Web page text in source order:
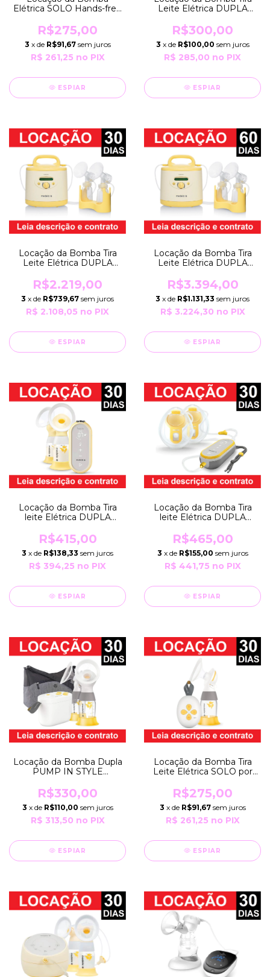
Elétrica SOLO Hands-free
EXTRATORA Bivolt USB
com Bateria Recarregável
Medela
R$275,00
3 x de R$91,67 sem juros
R$ 261,25 no PIX
ESPIAR
Leite Elétrica DUPLA
Período de 30 Dias
BIVOLT com Bateria
Recarregável Medela
R$300,00
3 x de R$100,00 sem juros
R$ 285,00 no PIX
ESPIAR
Locação da Bomba Tira
Leite Elétrica DUPLA
SYMPHONY por 30 Dias
EXTRATORA Bivolt
Robusta Profissional
Medela
R$2.219,00
3 x de R$739,67 sem juros
R$ 2.108,05 no PIX
ESPIAR
Locação da Bomba Tira
Leite Elétrica DUPLA
SYMPHONY por 60 Dias
EXTRATORA Bivolt
Robusta Profissional
Medela
R$3.394,00
3 x de R$1.131,33 sem juros
R$ 3.224,30 no PIX
ESPIAR
Locação da Bomba Tira
leite Elétrica DUPLA
Dias EXTRATORA Bivolt
com Bateria Recarregável
Medela
R$415,00
3 x de R$138,33 sem juros
R$ 394,25 no PIX
ESPIAR
Locação da Bomba Tira
leite Elétrica DUPLA
FREE por 30 Dias BIVOLT
com Bateria Recarregável
Medela
R$465,00
3 x de R$155,00 sem juros
R$ 441,75 no PIX
ESPIAR
Locação da Bomba Dupla
PUMP IN STYLE
Período de 30 Dias
EXTRATOR Tira Leite
Elétrico BIVOLT Medela
R$330,00
3 x de R$110,00 sem juros
R$ 313,50 no PIX
ESPIAR
Locação da Bomba Tira
Leite Elétrica SOLO por
EXTRATORA Bivolt com
Bateria Recarregável
Medela
R$275,00
3 x de R$91,67 sem juros
R$ 261,25 no PIX
ESPIAR